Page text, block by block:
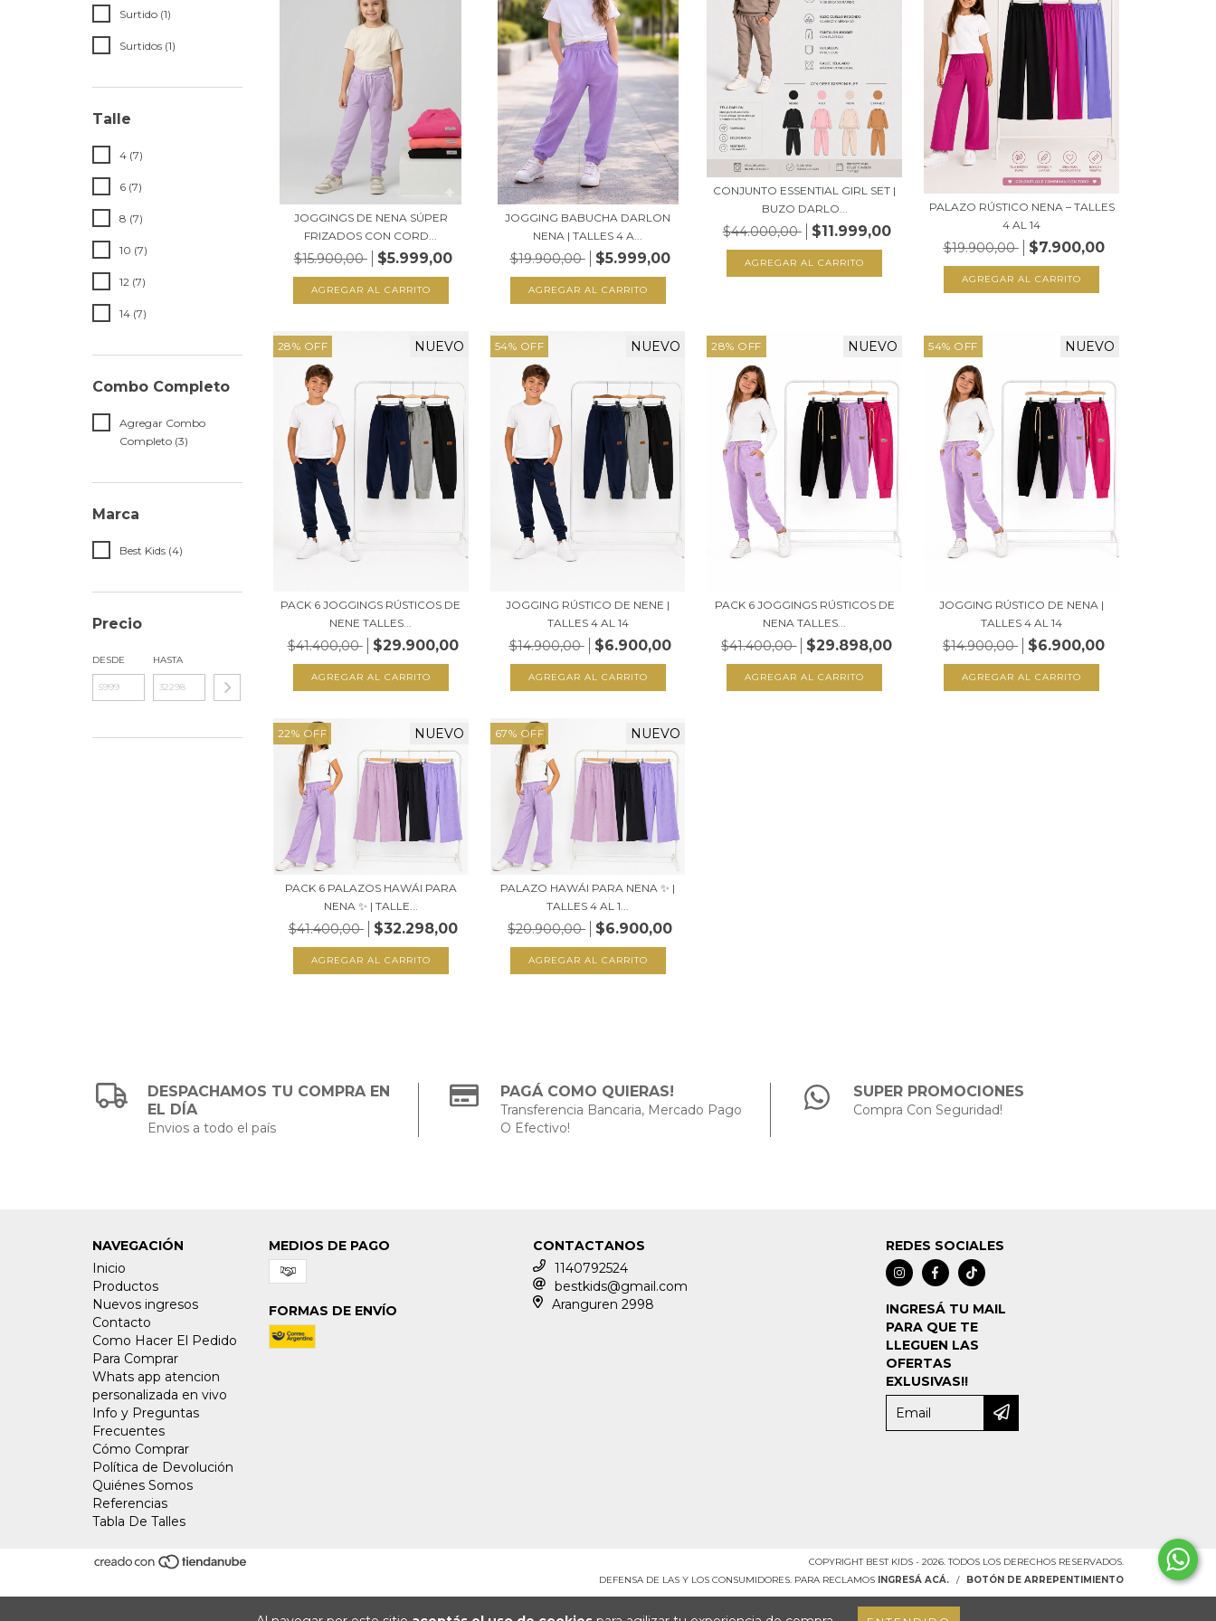
Surtido (1)
Surtidos (1)
Talle
4 (7)
6 (7)
8 (7)
10 (7)
12 (7)
14 (7)
Combo Completo
Agregar Combo
Completo (3)
Marca
Best Kids (4)
Precio
DESDE HASTA
JOGGINGS DE NENA SÚPER
FRIZADOS CON CORD...
$15.900,00 $5.999,00
AGREGAR AL CARRITO
JOGGING BABUCHA DARLON
NENA | TALLES 4 A...
$19.900,00 $5.999,00
AGREGAR AL CARRITO
CONJUNTO ESSENTIAL GIRL SET |
BUZO DARLO...
$44.000,00 $11.999,00
AGREGAR AL CARRITO
PALAZO RÚSTICO NENA – TALLES
4 AL 14
$19.900,00 $7.900,00
AGREGAR AL CARRITO
28% OFF NUEVO
PACK 6 JOGGINGS RÚSTICOS DE
NENE TALLES...
$41.400,00 $29.900,00
AGREGAR AL CARRITO
54% OFF NUEVO
JOGGING RÚSTICO DE NENE |
TALLES 4 AL 14
$14.900,00 $6.900,00
AGREGAR AL CARRITO
28% OFF NUEVO
PACK 6 JOGGINGS RÚSTICOS DE
NENA TALLES...
$41.400,00 $29.898,00
AGREGAR AL CARRITO
54% OFF NUEVO
JOGGING RÚSTICO DE NENA |
TALLES 4 AL 14
$14.900,00 $6.900,00
AGREGAR AL CARRITO
22% OFF NUEVO
PACK 6 PALAZOS HAWÁI PARA
NENA ✨ | TALLE...
$41.400,00 $32.298,00
AGREGAR AL CARRITO
67% OFF NUEVO
PALAZO HAWÁI PARA NENA ✨ |
TALLES 4 AL 1...
$20.900,00 $6.900,00
AGREGAR AL CARRITO
DESPACHAMOS TU COMPRA EN
EL DÍA
Envios a todo el país
PAGÁ COMO QUIERAS!
Transferencia Bancaria, Mercado Pago
O Efectivo!
SUPER PROMOCIONES
Compra Con Seguridad!
NAVEGACIÓN
Inicio
Productos
Nuevos ingresos
Contacto
Como Hacer El Pedido
Para Comprar
Whats app atencion
personalizada en vivo
Info y Preguntas
Frecuentes
Cómo Comprar
Política de Devolución
Quiénes Somos
Referencias
Tabla De Talles
MEDIOS DE PAGO
FORMAS DE ENVÍO
CONTACTANOS
1140792524
bestkids@gmail.com
Aranguren 2998
REDES SOCIALES
INGRESÁ TU MAIL
PARA QUE TE
LLEGUEN LAS
OFERTAS
EXLUSIVAS!!
COPYRIGHT BEST KIDS - 2026. TODOS LOS DERECHOS RESERVADOS.
DEFENSA DE LAS Y LOS CONSUMIDORES. PARA RECLAMOS INGRESÁ ACÁ. / BOTÓN DE ARREPENTIMIENTO